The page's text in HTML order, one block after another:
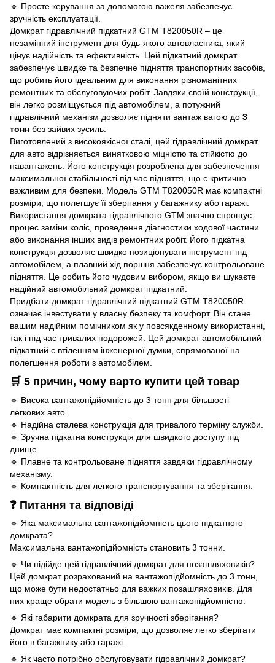
🔹 Просте керування за допомогою важеля забезпечує
зручність експлуатації.
Домкрат гідравлічний підкатний GTM T820050R – це
незамінний інструмент для будь-якого автовласника, який
цінує надійність та ефективність. Цей підкатний домкрат
забезпечує швидке та безпечне підняття транспортних засобів,
що робить його ідеальним для виконання різноманітних
ремонтних та обслуговуючих робіт. Завдяки своїй конструкції,
він легко розміщується під автомобілем, а потужний
гідравлічний механізм дозволяє підняти вантаж вагою до 3
тонн без зайвих зусиль.
Виготовлений з високоякісної сталі, цей гідравлічний домкрат
для авто відрізняється винятковою міцністю та стійкістю до
навантажень. Його конструкція розроблена для забезпечення
максимальної стабільності під час підняття, що є критично
важливим для безпеки. Модель GTM T820050R має компактні
розміри, що полегшує її зберігання у багажнику або гаражі.
Використання домкрата гідравлічного GTM значно спрощує
процес заміни коліс, проведення діагностики ходової частини
або виконання інших видів ремонтних робіт. Його підкатна
конструкція дозволяє швидко позиціонувати інструмент під
автомобілем, а плавний хід поршня забезпечує контрольоване
підняття. Це робить його чудовим вибором, якщо ви шукаєте
надійний автомобільний домкрат підкатний.
Придбати домкрат гідравлічний підкатний GTM T820050R
означає інвестувати у власну безпеку та комфорт. Він стане
вашим надійним помічником як у повсякденному використанні,
так і під час тривалих подорожей. Цей домкрат автомобільний
підкатний є втіленням інженерної думки, спрямованої на
полегшення роботи з автомобілем.
🛒 5 причин, чому варто купити цей товар
🔹 Висока вантажопідйомність до 3 тонн для більшості
легкових авто.
🔹 Надійна сталева конструкція для тривалого терміну служби.
🔹 Зручна підкатна конструкція для швидкого доступу під
днище.
🔹 Плавне та контрольоване підняття завдяки гідравлічному
механізму.
🔹 Компактність для легкого транспортування та зберігання.
❓ Питання та відповіді
🔹 Яка максимальна вантажопідйомність цього підкатного
домкрата?
Максимальна вантажопідйомність становить 3 тонни.
🔹 Чи підійде цей гідравлічний домкрат для позашляховиків?
Цей домкрат розрахований на вантажопідйомність до 3 тонн,
що може бути недостатньо для важких позашляховиків. Для
них краще обрати модель з більшою вантажопідйомністю.
🔹 Які габарити домкрата для зручності зберігання?
Домкрат має компактні розміри, що дозволяє легко зберігати
його в багажнику або гаражі.
🔹 Як часто потрібно обслуговувати гідравлічний домкрат?